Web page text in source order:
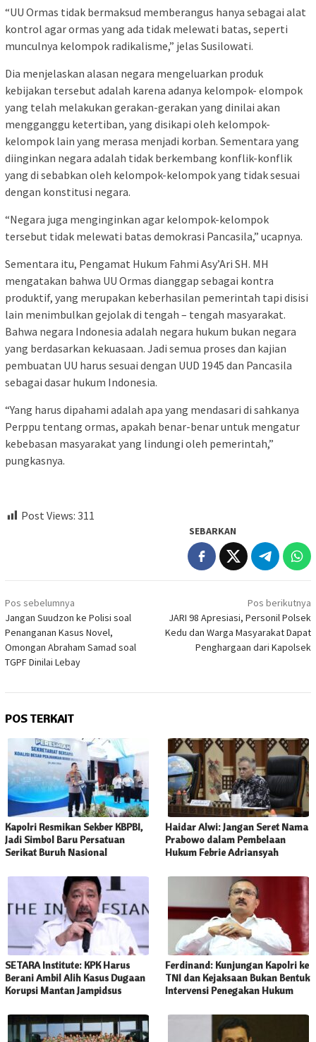
“UU Ormas tidak bermaksud memberangus hanya sebagai alat
kontrol agar ormas yang ada tidak melewati batas, seperti
munculnya kelompok radikalisme,” jelas Susilowati.
Dia menjelaskan alasan negara mengeluarkan produk
kebijakan tersebut adalah karena adanya kelompok- elompok
yang telah melakukan gerakan-gerakan yang dinilai akan
mengganggu ketertiban, yang disikapi oleh kelompok-
kelompok lain yang merasa menjadi korban. Sementara yang
diinginkan negara adalah tidak berkembang konflik-konflik
yang di sebabkan oleh kelompok-kelompok yang tidak sesuai
dengan konstitusi negara.
“Negara juga menginginkan agar kelompok-kelompok
tersebut tidak melewati batas demokrasi Pancasila,” ucapnya.
Sementara itu, Pengamat Hukum Fahmi Asy’Ari SH. MH
mengatakan bahwa UU Ormas dianggap sebagai kontra
produktif, yang merupakan keberhasilan pemerintah tapi disisi
lain menimbulkan gejolak di tengah – tengah masyarakat.
Bahwa negara Indonesia adalah negara hukum bukan negara
yang berdasarkan kekuasaan. Jadi semua proses dan kajian
pembuatan UU harus sesuai dengan UUD 1945 dan Pancasila
sebagai dasar hukum Indonesia.
“Yang harus dipahami adalah apa yang mendasari di sahkanya
Perppu tentang ormas, apakah benar-benar untuk mengatur
kebebasan masyarakat yang lindungi oleh pemerintah,”
pungkasnya.
Post Views: 311
SEBARKAN
Navigasi
pos
Pos sebelumnya
Jangan Suudzon ke Polisi soal
Penanganan Kasus Novel,
Omongan Abraham Samad soal
TGPF Dinilai Lebay
Pos berikutnya
JARI 98 Apresiasi, Personil Polsek
Kedu dan Warga Masyarakat Dapat
Penghargaan dari Kapolsek
POS TERKAIT
Kapolri Resmikan Sekber KBPBI,
Jadi Simbol Baru Persatuan
Serikat Buruh Nasional
Haidar Alwi: Jangan Seret Nama
Prabowo dalam Pembelaan
Hukum Febrie Adriansyah
SETARA Institute: KPK Harus
Berani Ambil Alih Kasus Dugaan
Korupsi Mantan Jampidsus
Ferdinand: Kunjungan Kapolri ke
TNI dan Kejaksaan Bukan Bentuk
Intervensi Penegakan Hukum